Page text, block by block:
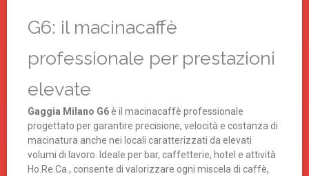
G6: il macinacaffè
professionale per prestazioni
elevate
Gaggia Milano G6è il macinacaffè professionale
progettato per garantire precisione, velocità e costanza di
macinatura anche nei locali caratterizzati da elevati
volumi di lavoro. Ideale per bar, caffetterie, hotel e attività
Ho.Re.Ca., consente di valorizzare ogni miscela di caffè,